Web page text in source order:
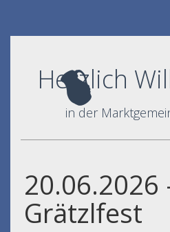
Herzlich
in der
20.06.2026
Grätzlfest